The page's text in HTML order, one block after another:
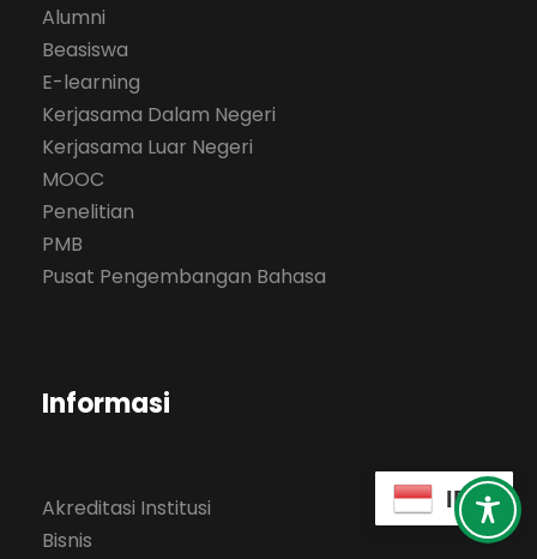
Alumni
Beasiswa
E-learning
Kerjasama Dalam Negeri
Kerjasama Luar Negeri
MOOC
Penelitian
PMB
Pusat Pengembangan Bahasa
Informasi
Akreditasi Institusi
Bisnis
ID